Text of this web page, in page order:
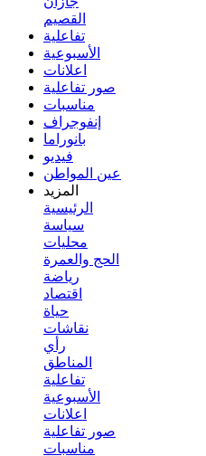
القصيم
تفاعلية
الأسبوعية
اعلانات
صور تفاعلية
مناسبات
إنفوجراف
بانوراما
فيديو
عين المواطن
المزيد
الرئيسية
سياسة
محليات
الحج والعمرة
رياضة
اقتصاد
حياة
نقاشات
رأي
المناطق
تفاعلية
الأسبوعية
اعلانات
صور تفاعلية
مناسبات